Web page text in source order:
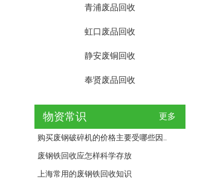
青浦废品回收
虹口废品回收
静安废铜回收
奉贤废品回收
物资常识 更多
购买废钢破碎机的价格主要受哪些因..
废钢铁回收应怎样科学存放
上海常用的废钢铁回收知识